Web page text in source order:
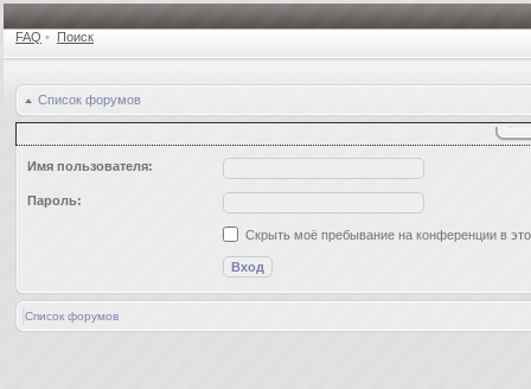
FAQ • Поиск
Список форумов
Имя пользователя:
Пароль:
Скрыть моё пребывание на конференции в
Список форумов